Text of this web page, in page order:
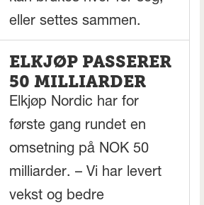
eller settes sammen.
ELKJØP PASSERER
50 MILLIARDER
Elkjøp Nordic har for
første gang rundet en
omsetning på NOK 50
milliarder. – Vi har levert
vekst og bedre